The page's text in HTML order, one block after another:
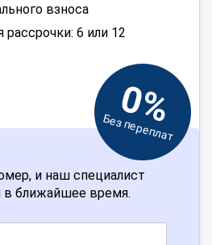
взноса
6 или 12
0%
Без переплат
и наш специалист
в ближайшее время.